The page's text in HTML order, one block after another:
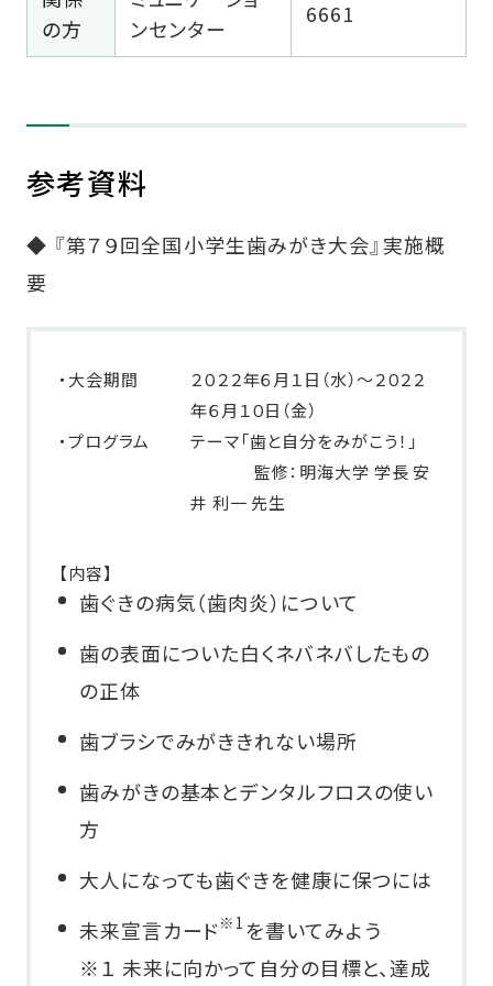
の方
ンセンター
6661
参考資料
◆ 『第７９回全国小学生歯みがき大会』実施概
要
・大会期間
２０２２年６月１日（水）～２０２２
年６月１０日（金）
・プログラム
テーマ「歯と自分をみがこう！」
監修：明海大学 学長 安
井 利一 先生
【内容】
歯ぐきの病気（歯肉炎）について
歯の表面についた白くネバネバしたもの
の正体
歯ブラシでみがききれない場所
歯みがきの基本とデンタルフロスの使い
方
大人になっても歯ぐきを健康に保つには
未来宣言カード※1 を書いてみよう
※１ 未来に向かって自分の目標と、達成